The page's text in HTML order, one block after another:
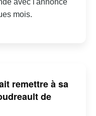
avec l'annonce
mois.
remettre à sa
de